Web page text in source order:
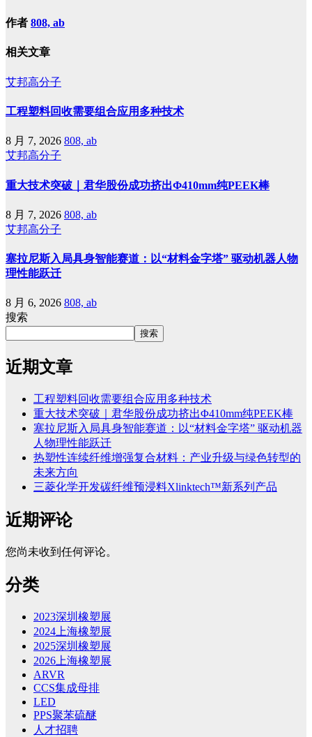
作者 808, ab
相关文章
艾邦高分子
工程塑料回收需要组合应用多种技术
8 月 7, 2026 808, ab
艾邦高分子
重大技术突破｜君华股份成功挤出Φ410mm纯PEEK棒
8 月 7, 2026 808, ab
艾邦高分子
塞拉尼斯入局具身智能赛道：以“材料金字塔” 驱动机器人物
理性能跃迁
8 月 6, 2026 808, ab
搜索
搜索
近期文章
工程塑料回收需要组合应用多种技术
重大技术突破｜君华股份成功挤出Φ410mm纯PEEK棒
塞拉尼斯入局具身智能赛道：以“材料金字塔” 驱动机器
人物理性能跃迁
热塑性连续纤维增强复合材料：产业升级与绿色转型的
未来方向
三菱化学开发碳纤维预浸料Xlinktech™新系列产品
近期评论
您尚未收到任何评论。
分类
2023深圳橡塑展
2024上海橡塑展
2025深圳橡塑展
2026上海橡塑展
ARVR
CCS集成母排
LED
PPS聚苯硫醚
人才招聘